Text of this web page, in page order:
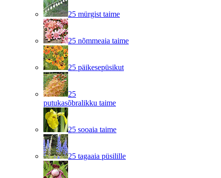
25 mürgist taime
25 nõmmeaia taime
25 päikesepüsikut
25
putukasõbralikku taime
25 sooaia taime
25 tagaaia püsilille